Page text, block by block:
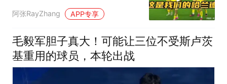
+1个穿云箭进球
阿张RayZhang APP专享
毛毅军胆子真大！可能让三位不受斯卢茨
基重用的球员，本轮出战